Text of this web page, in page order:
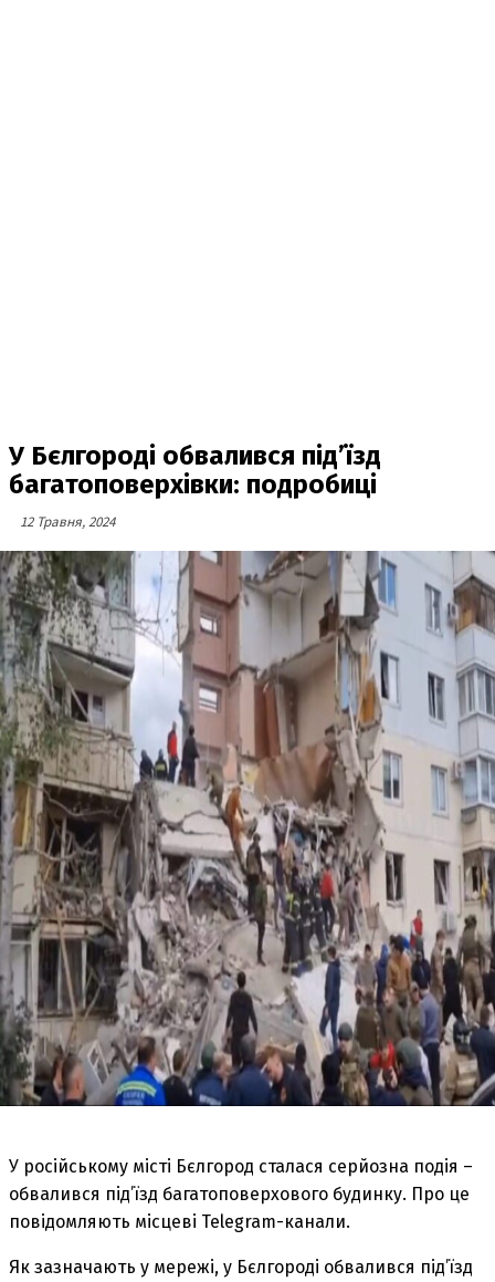
У Бєлгороді обвалився під’їзд
багатоповерхівки: подробиці
12 Травня, 2024
У російському місті Бєлгород сталася серйозна подія –
обвалився під’їзд багатоповерхового будинку. Про це
повідомляють місцеві Telegram-канали.
Як зазначають у мережі, у Бєлгороді обвалився під’їзд